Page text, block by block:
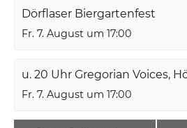
Dörflaser Biergartenfest
Fr. 7. August um 17:00
u. 20 Uhr Gregorian Voices,
Fr. 7. August um 17:00